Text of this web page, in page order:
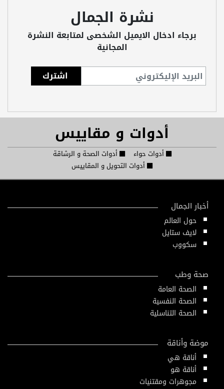
نشرة الجمال
برجاء ادخال الايميل الشخصى لمتابعة النشرة
المجانية
أدوات و مقاييس
أدوات حواء
أدوات الصحة و الرشاقة
أدوات التحويل و المقاييس
أخبار الجمال
حول العالم
لايف ستايل
سكووب
صحة وطب
الصحة العامة
الصحة النفسية
الصحة التناسلية
موضة وأناقة
أناقة هي
أناقة هو
مجوهرات ومقتنيات